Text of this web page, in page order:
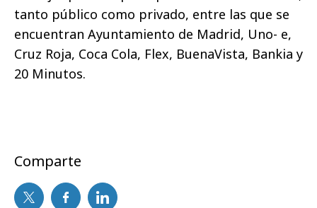
tanto público como privado, entre las que se
encuentran Ayuntamiento de Madrid, Uno- e,
Cruz Roja, Coca Cola, Flex, BuenaVista, Bankia y
20 Minutos.
Comparte